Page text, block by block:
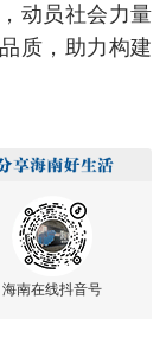
动员社会力量
质，助力构建
海南在线抖音号